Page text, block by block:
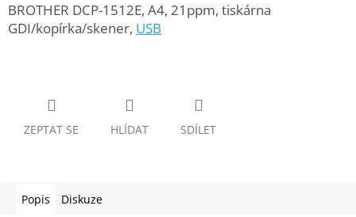
ESSOX
sport
BROTHER DCP-1512E, A4, 21ppm, tiskárna
GDI/kopírka/skener, USB
ZEPTAT SE HLÍDAT SDÍLET
Popis Diskuze